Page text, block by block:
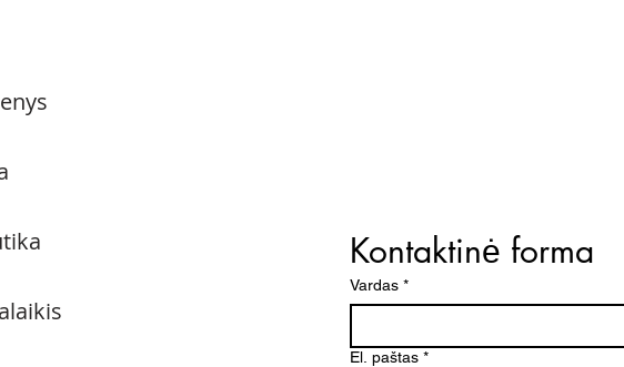
Kontaktinė forma
Vardas *
El. paštas *